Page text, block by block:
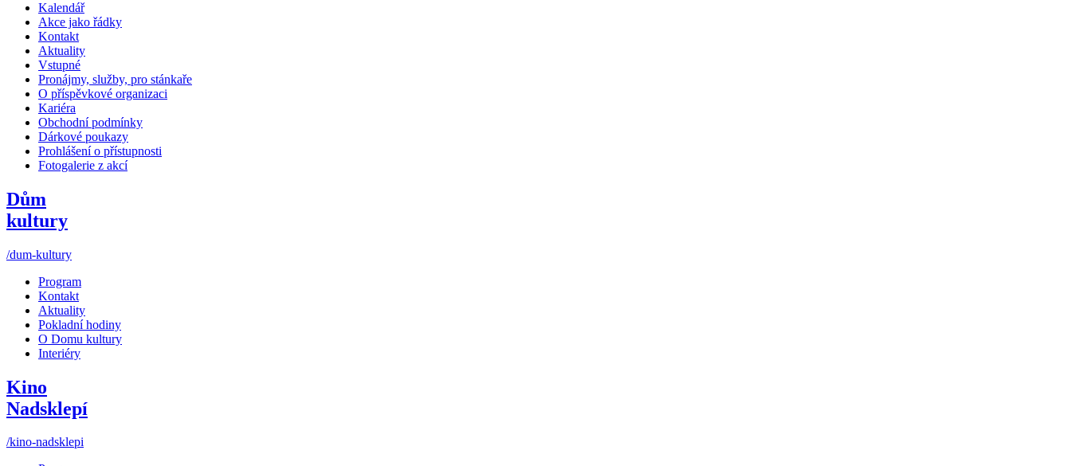
Kalendář
Akce jako řádky
Kontakt
Aktuality
Vstupné
Pronájmy, služby, pro stánkaře
O příspěvkové organizaci
Kariéra
Obchodní podmínky
Dárkové poukazy
Prohlášení o přístupnosti
Fotogalerie z akcí
Dům
kultury
/dum-kultury
Program
Kontakt
Aktuality
Pokladní hodiny
O Domu kultury
Interiéry
Kino
Nadsklepí
/kino-nadsklepi